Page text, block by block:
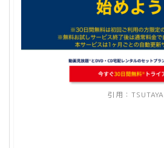
引用： TSUTAYA